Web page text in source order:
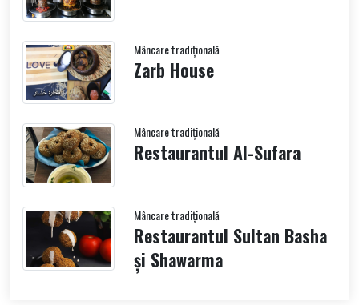
Mâncare tradițională
Zarb House
Mâncare tradițională
Restaurantul Al-Sufara
Mâncare tradițională
Restaurantul Sultan Basha
și Shawarma